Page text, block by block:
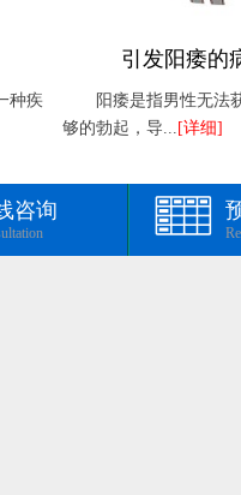
种疾
引发阳痿的
阳痿是指男性无法
够的勃起，导... [详细]
咨询